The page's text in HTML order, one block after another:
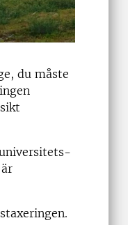
du måste